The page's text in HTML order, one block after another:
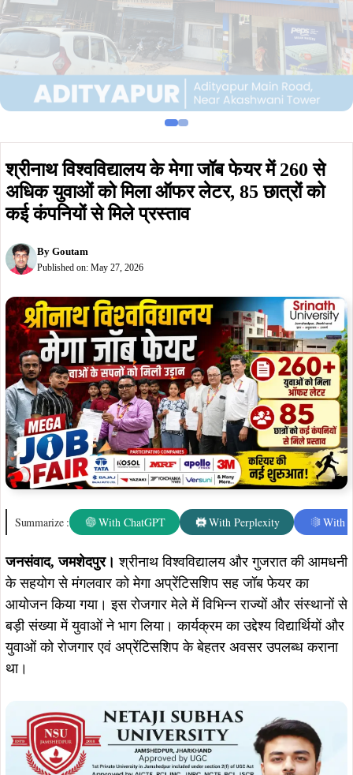
श्रीनाथ विश्वविद्यालय के मेगा जॉब फेयर में 260 से
अधिक युवाओं को मिला ऑफर लेटर, 85 छात्रों को
कई कंपनियों से मिले प्रस्ताव
By Goutam
Published on: May 27, 2026
Summarize : With ChatGPT With Perplexity With
जनसंवाद, जमशेदपुर। श्रीनाथ विश्वविद्यालय और गुजरात की आमधनी
के सहयोग से मंगलवार को मेगा अप्रेंटिसशिप सह जॉब फेयर का
आयोजन किया गया। इस रोजगार मेले में विभिन्न राज्यों और संस्थानों से
बड़ी संख्या में युवाओं ने भाग लिया। कार्यक्रम का उद्देश्य विद्यार्थियों और
युवाओं को रोजगार एवं अप्रेंटिसशिप के बेहतर अवसर उपलब्ध कराना
था।